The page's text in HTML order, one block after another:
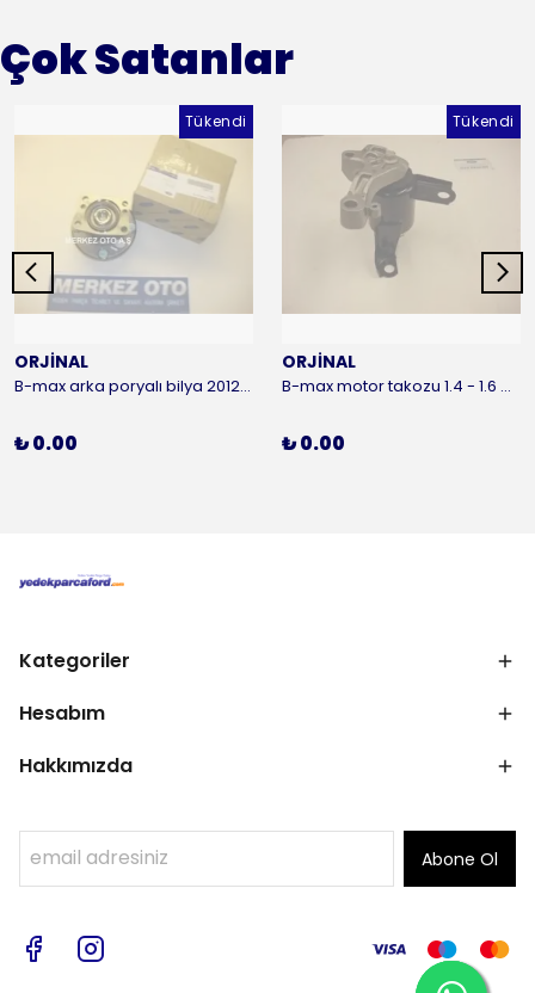
Çok Satanlar
Tükendi
ORJİNAL
B-max arka poryalı bilya 2012-2016 ORJİNAL
₺ 0.00
Tükendi
ORJİNAL
B-max motor takozu 1.4 - 1.6 benzinli 2012-2016 ORJİNAL
₺ 0.00
Kategoriler
Hesabım
Hakkımızda
Abone Ol